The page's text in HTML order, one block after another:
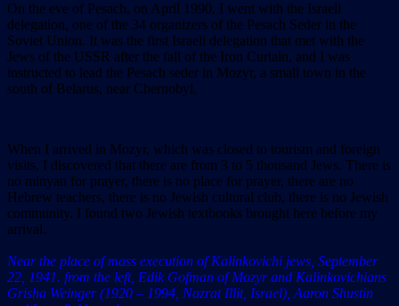
On the eve of Pesach, on April 1990, I went with the Israeli
delegation, one of the 34 organizers of the Pesach Seder in the
Soviet Union. It was the first Israeli delegation that met with the
Jews of the USSR after the fall of the Iron Curtain, and I was
instructed to lead the Pesach seder in Mozyr, a small town in the
south of Belarus, near Chernobyl.
When I arrived in Mozyr, which was closed to tourism and foreign
visits, I discovered that there are from 3 to 5 thousand Jews. There is
no minyan for prayer, there is no place for prayer, there are no
Hebrew teachers, there is no Jewish cultural club, there is no Jewish
community. I found two Jewish textbooks brought here before my
arrival.
Near the place of mass execution of Kalinkovichi jews, September
22, 1941. from the left, Edik Gofman of Mozyr and Kalinkovichians
Grisha Weinger (1920 – 1994, Nazrat Illit, Israel), Aaron Shustin